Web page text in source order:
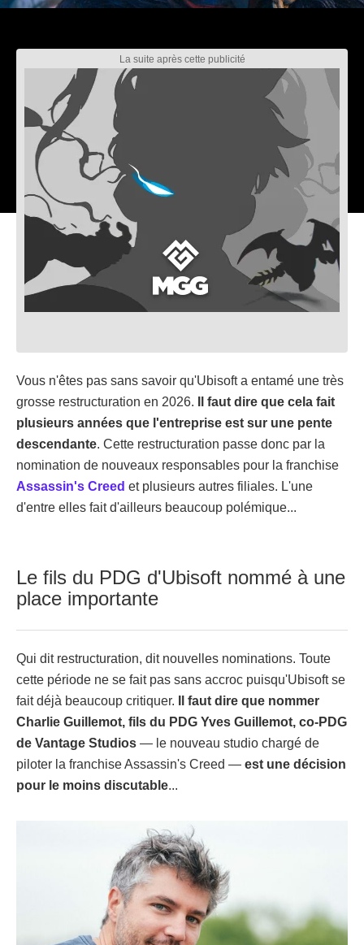
Vous n'êtes pas sans savoir qu'Ubisoft a entamé une très
grosse restructuration en 2026.
Il faut dire que cela fait
plusieurs années que l'entreprise est sur une pente
descendante. Cette restructuration passe donc par la
nomination de nouveaux responsables pour la franchise
Assassin's Creed et plusieurs autres filiales. L'une
d'entre elles fait d'ailleurs beaucoup polémique...
Le fils du PDG d'Ubisoft nommé à une
place importante
Qui dit restructuration, dit nouvelles nominations. Toute
cette période ne se fait pas sans accroc puisqu'Ubisoft se
fait déjà beaucoup critiquer.
Il faut dire que nommer
Charlie Guillemot, fils du PDG Yves Guillemot, co-PDG
de Vantage Studios — le nouveau studio chargé de
piloter la franchise Assassin's Creed — est une décision
pour le moins discutable...